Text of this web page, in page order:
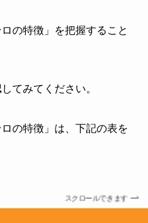
の特徴」を把握すること
てみてください。
の特徴」は、下記の表を
スクロールできます